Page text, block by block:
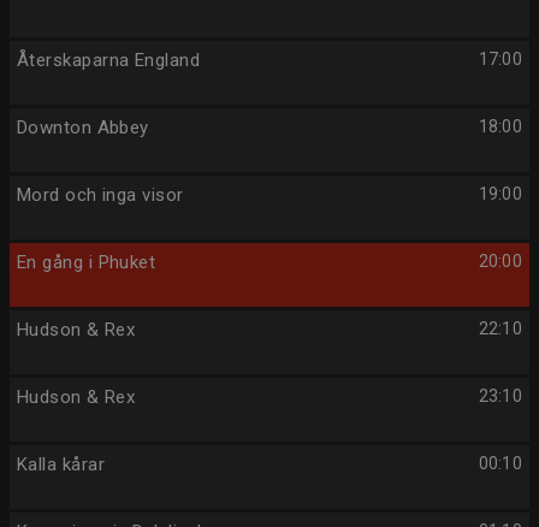
17:00
Återskaparna England
18:00
Downton Abbey
19:00
Mord och inga visor
20:00
En gång i Phuket
22:10
Hudson & Rex
23:10
Hudson & Rex
00:10
Kalla kårar